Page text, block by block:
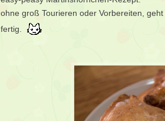
ohne groß Tourieren oder Vorbereiten,
fertig.